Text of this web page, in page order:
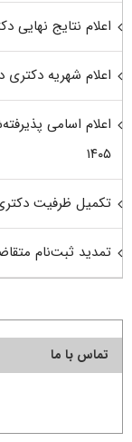
اعلام نتایج نهایی
اعلام شهریه دکتری
اعلام اسامی
۱۴۰۵
تکمیل ظرفیت دکتری
تمدید ثبت‌نام
تماس با ما